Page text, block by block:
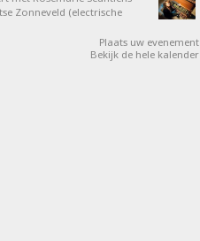
Zonneveld (electrische
Plaats uw evenement
Bekijk de hele kalender